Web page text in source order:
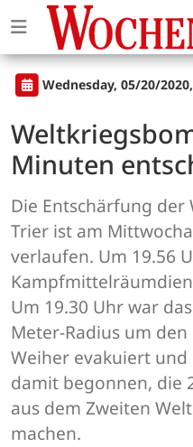
Wednesday, 05/20/
Minuten
Die Entschärfung
Trier ist am
verlaufen. Um 19.56
Um 19.30 Uhr war
Meter-Radius um
Weiher evakuiert
damit begonnen, die
aus dem Zweiten
machen.